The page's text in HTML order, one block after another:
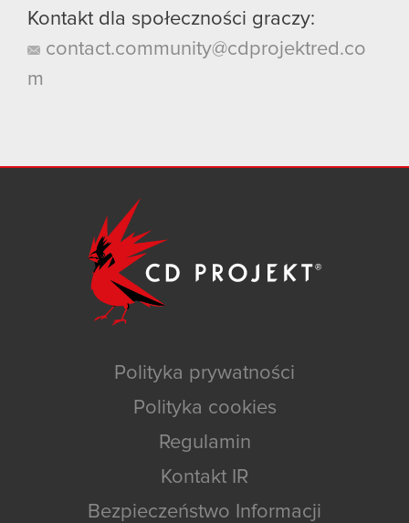
Kontakt dla społeczności graczy:
contact.community@cdprojektred.co
m
Polityka prywatności
Polityka cookies
Regulamin
Kontakt IR
Bezpieczeństwo Informacji